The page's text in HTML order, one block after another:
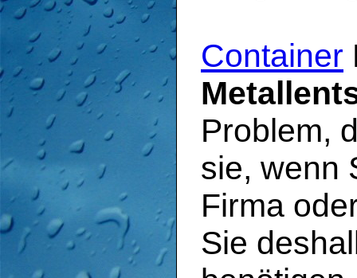
Container
Problem,
sie, wenn
Firma
Sie